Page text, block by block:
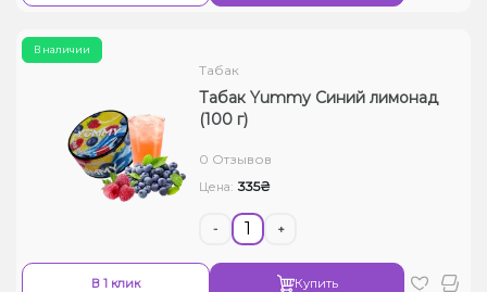
В наличии
Табак
Табак Yummy Синий лимонад
(100 г)
0 Отзывов
Цена: 335₴
- +
В 1 клик Купить